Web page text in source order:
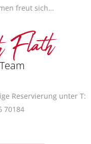
freut sich…
Reservierung unter T:
70184